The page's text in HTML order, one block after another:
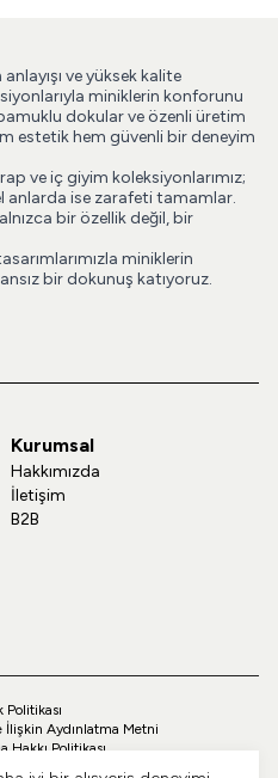
ve yüksek kalite
miniklerin konforunu
dokular ve özenli üretim
estetik hem güvenli bir deneyim
ve iç giyim koleksiyonlarımız;
anlarda ise zarafeti tamamlar.
bir özellik değil, bir
miniklerin
bir dokunuş katıyoruz.
Kurumsal
Hakkımızda
İletişim
B2B
Politikası
İlişkin Aydınlatma Metni
Hakkı Politikası